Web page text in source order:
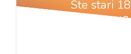
Ste stari
več let?